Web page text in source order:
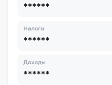
******
Налоги
******
Доходы
******